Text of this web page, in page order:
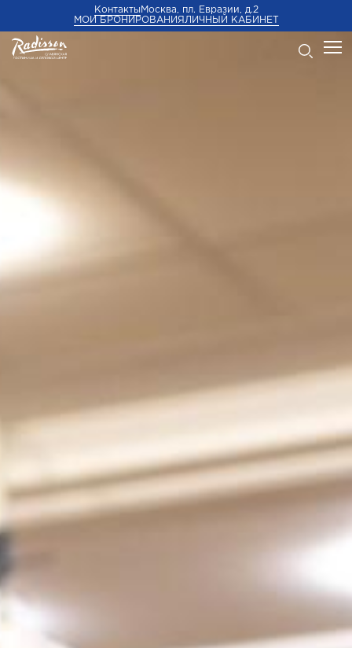
Контакты Москва, пл. Евразии, д.2
МОИ БРОНИРОВАНИЯ ЛИЧНЫЙ КАБИНЕТ